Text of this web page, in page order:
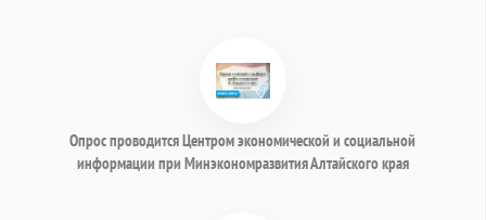
Опрос проводится Центром экономической и социальной
информации при Минэкономразвития Алтайского края